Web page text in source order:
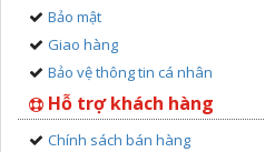
Bảo mật
Giao hàng
Bảo vệ thông tin cá nhân
Hỗ trợ khách hàng
Chính sách bán hàng